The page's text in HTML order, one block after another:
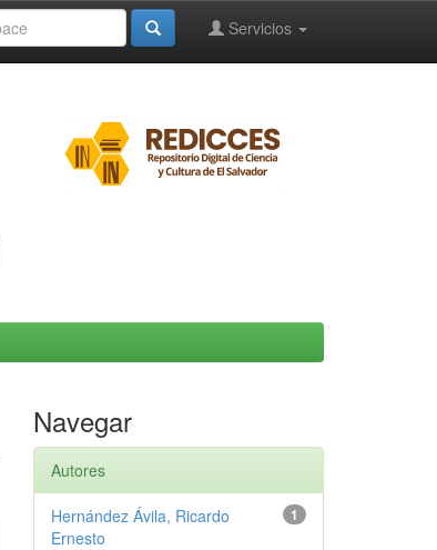
Servicios
Navegar
Autores
1
Hernández Ávila, Ricardo
Ernesto